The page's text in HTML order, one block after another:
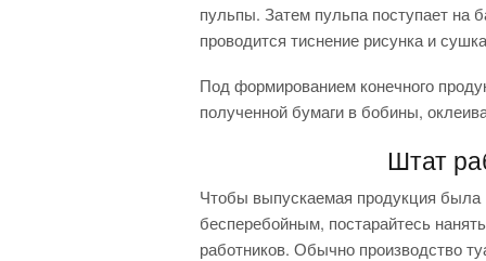
пульпы. Затем пульпа поступает на
проводится тиснение рисунка и
Под формированием конечного
полученной бумаги в бобины,
Штат
Чтобы выпускаемая продукция была
бесперебойным, постарайтесь
работников. Обычно производство